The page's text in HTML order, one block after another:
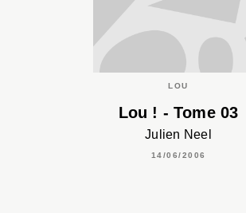
LOU
Lou ! - Tome 03
Julien Neel
14/06/2006